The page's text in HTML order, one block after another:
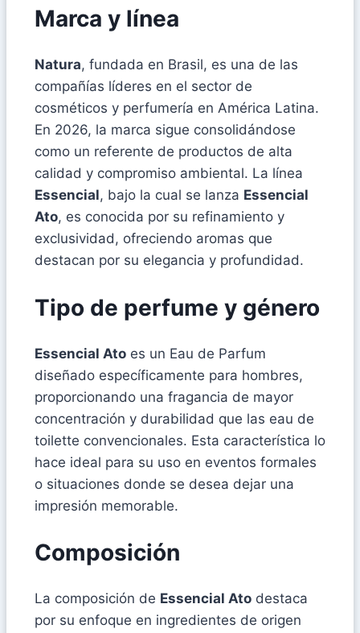
Marca y línea
Natura, fundada en Brasil, es una de las
compañías líderes en el sector de
cosméticos y perfumería en América Latina.
En 2026, la marca sigue consolidándose
como un referente de productos de alta
calidad y compromiso ambiental. La línea
Essencial, bajo la cual se lanza Essencial
Ato, es conocida por su refinamiento y
exclusividad, ofreciendo aromas que
destacan por su elegancia y profundidad.
Tipo de perfume y género
Essencial Ato es un Eau de Parfum
diseñado específicamente para hombres,
proporcionando una fragancia de mayor
concentración y durabilidad que las eau de
toilette convencionales. Esta característica lo
hace ideal para su uso en eventos formales
o situaciones donde se desea dejar una
impresión memorable.
Composición
La composición de Essencial Ato destaca
por su enfoque en ingredientes de origen